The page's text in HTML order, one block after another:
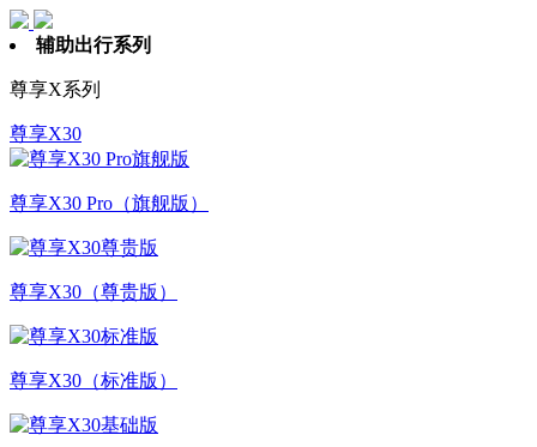
辅助出行系列
尊享X系列
尊享X30
尊享X30 Pro（旗舰版）
尊享X30（尊贵版）
尊享X30（标准版）